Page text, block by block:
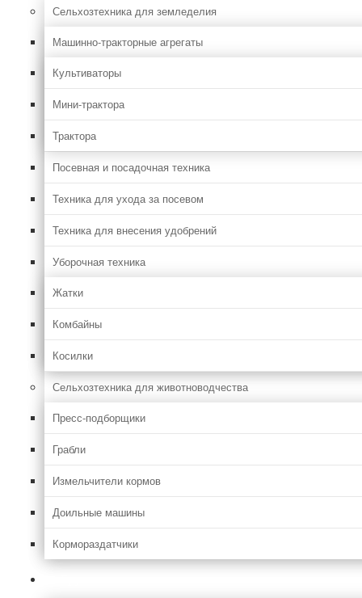
Сельхозтехника для земледелия
Машинно-тракторные агрегаты
Культиваторы
Мини-трактора
Трактора
Посевная и посадочная техника
Техника для ухода за посевом
Техника для внесения удобрений
Уборочная техника
Жатки
Комбайны
Косилки
Сельхозтехника для животноводчества
Пресс-подборщики
Грабли
Измельчители кормов
Доильные машины
Кормораздатчики